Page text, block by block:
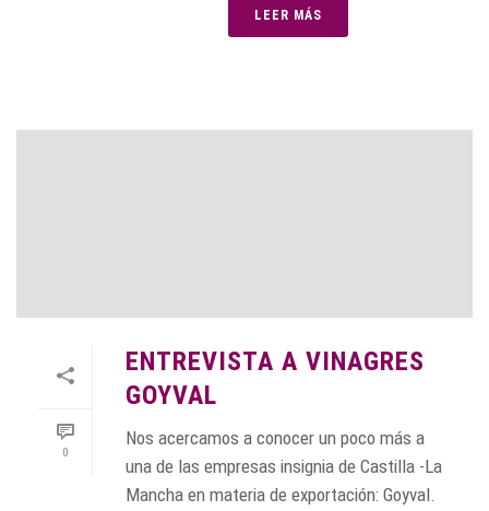
LEER MÁS
0
ENTREVISTA A VINAGRES
GOYVAL
Nos acercamos a conocer un poco más a
una de las empresas insignia de Castilla -La
Mancha en materia de exportación: Goyval.